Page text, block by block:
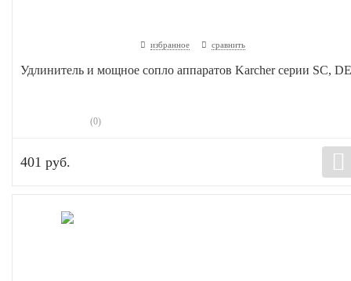
избранное сравнить
Удлинитель и мощное сопло аппаратов Karcher серии SC, DE
(0)
401 руб.